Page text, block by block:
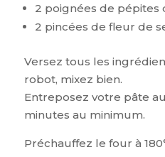
2 poignées de pépites
2 pincées de fleur de
Versez tous les
robot, mixez bien.
Entreposez votre pâte
minutes au minimum.
Préchauffez le four à